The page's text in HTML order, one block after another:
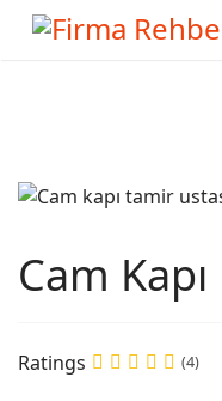
Cam Kapı
Ratings (4)